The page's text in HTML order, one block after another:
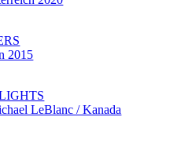
2015
LeBlanc / Kanada